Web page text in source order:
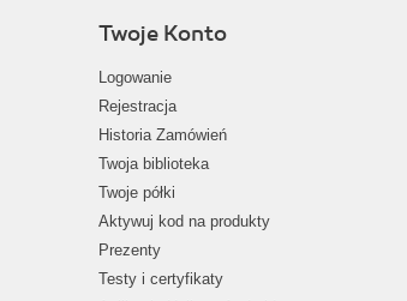
Twoje Konto
Logowanie
Rejestracja
Historia Zamówień
Twoja biblioteka
Twoje półki
Aktywuj kod na produkty
Prezenty
Testy i certyfikaty